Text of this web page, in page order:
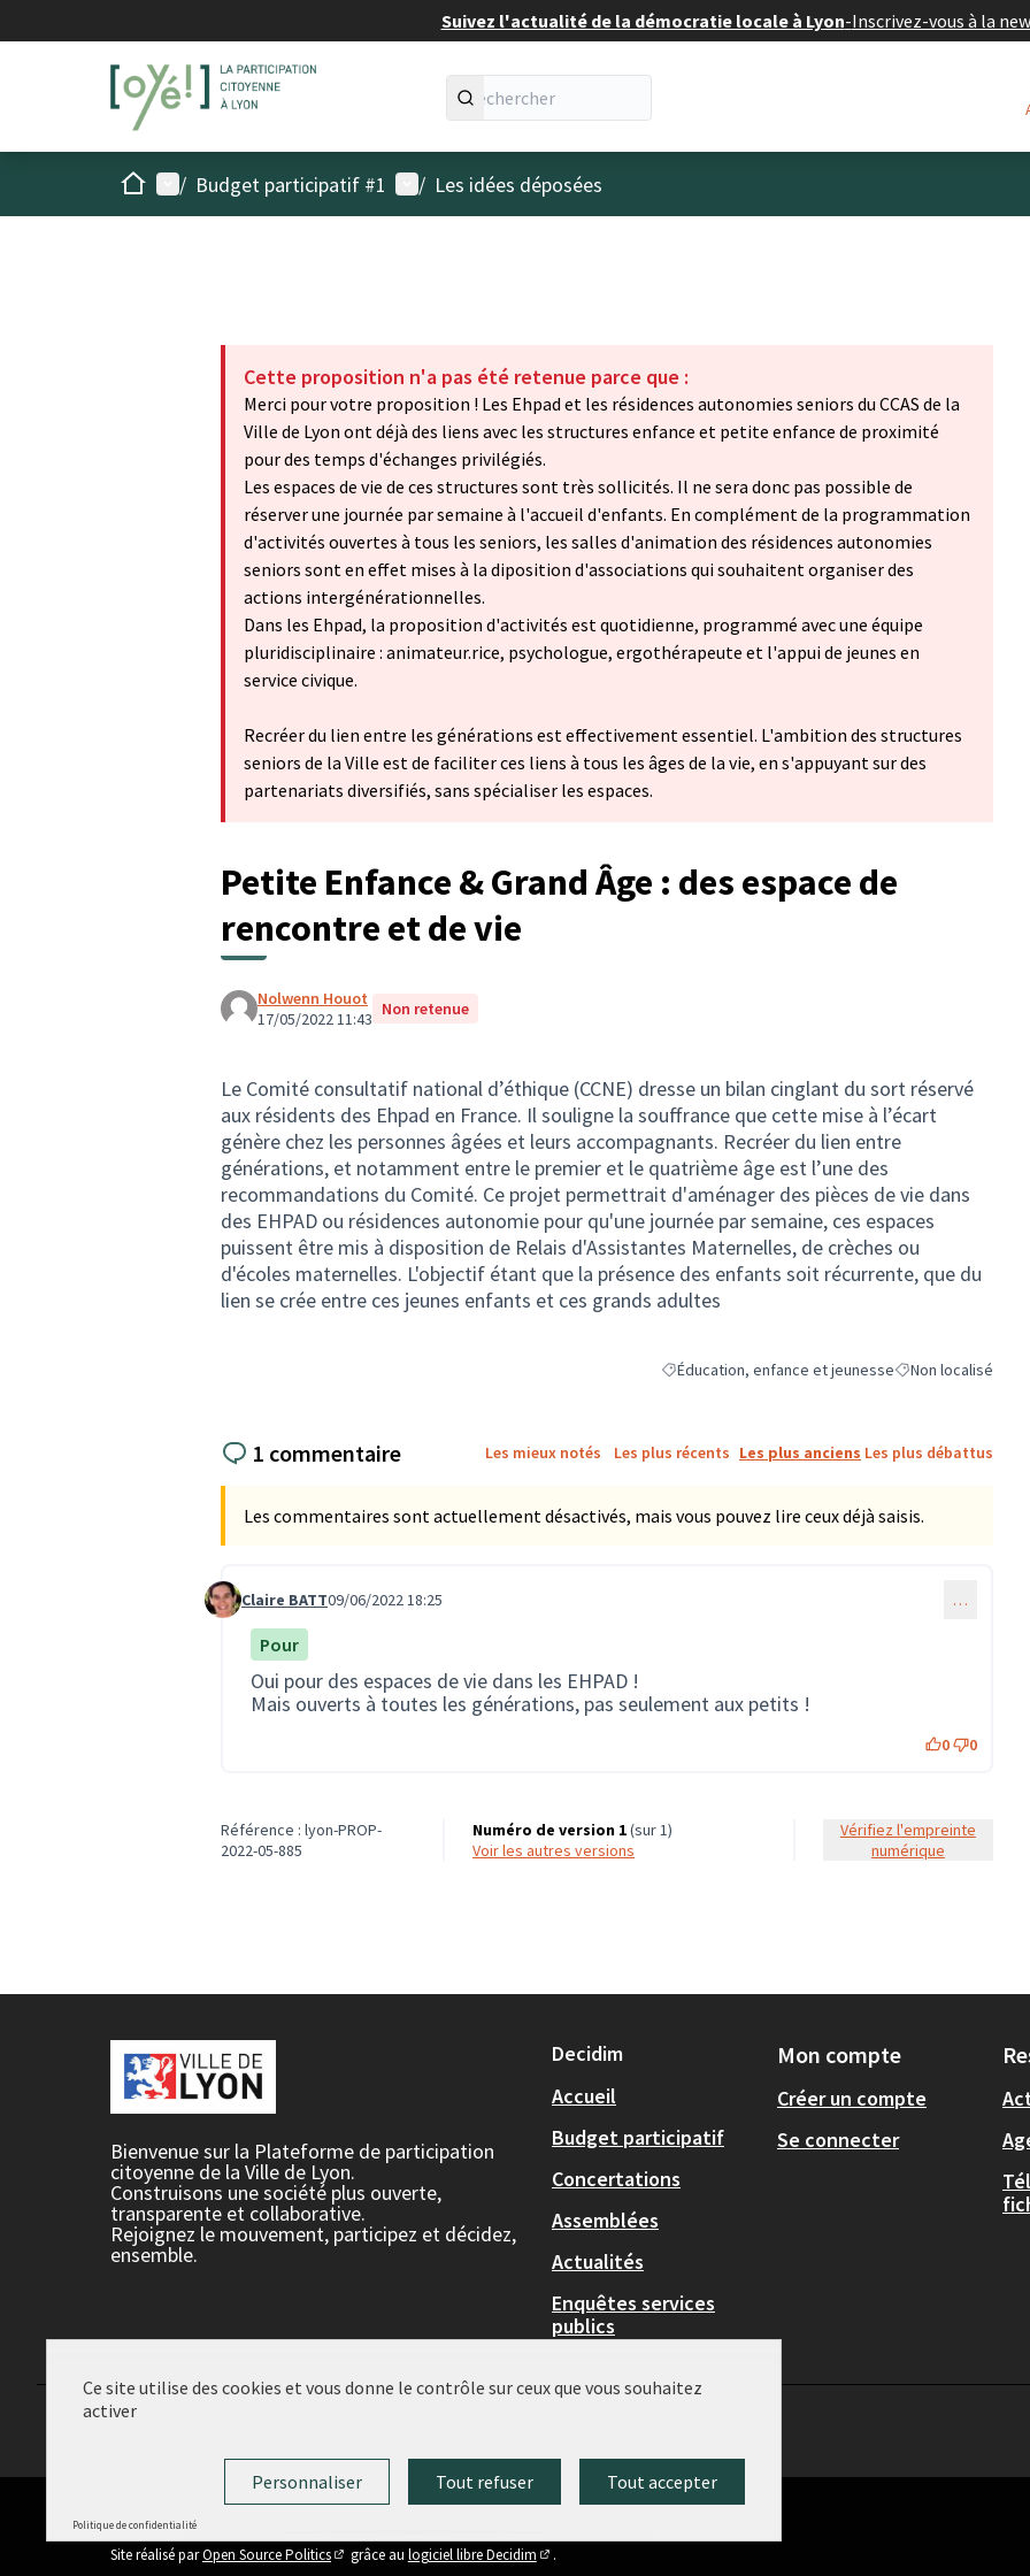
Suivez l'actualité de la démocratie locale à Lyon-Inscrivez-vous à la
AccueilMenu principal
/ Budget participatif #1 Menu utilisateur
/ Les idées déposées
Cette proposition n'a pas été retenue parce que :
Merci pour votre proposition ! Les Ehpad et les résidences autonomies seniors du CCAS de la
Ville de Lyon ont déjà des liens avec les structures enfance et petite enfance de proximité
pour des temps d'échanges privilégiés.
Les espaces de vie de ces structures sont très sollicités. Il ne sera donc pas possible de
réserver une journée par semaine à l'accueil d'enfants. En complément de la programmation
d'activités ouvertes à tous les seniors, les salles d'animation des résidences autonomies
seniors sont en effet mises à la diposition d'associations qui souhaitent organiser des
actions intergénérationnelles.
Dans les Ehpad, la proposition d'activités est quotidienne, programmé avec une équipe
pluridisciplinaire : animateur.rice, psychologue, ergothérapeute et l'appui de jeunes en
service civique.
Recréer du lien entre les générations est effectivement essentiel. L'ambition des structures
seniors de la Ville est de faciliter ces liens à tous les âges de la vie, en s'appuyant sur des
partenariats diversifiés, sans spécialiser les espaces.
Petite Enfance & Grand Âge : des espace de
rencontre et de vie
Nolwenn Houot
17/05/2022 11:43 Non retenue
Le Comité consultatif national d’éthique (CCNE) dresse un bilan cinglant du sort réservé
aux résidents des Ehpad en France. Il souligne la souffrance que cette mise à l’écart
génère chez les personnes âgées et leurs accompagnants. Recréer du lien entre
générations, et notamment entre le premier et le quatrième âge est l’une des
recommandations du Comité. Ce projet permettrait d'aménager des pièces de vie dans
des EHPAD ou résidences autonomie pour qu'une journée par semaine, ces espaces
puissent être mis à disposition de Relais d'Assistantes Maternelles, de crèches ou
d'écoles maternelles. L'objectif étant que la présence des enfants soit récurrente, que du
lien se crée entre ces jeunes enfants et ces grands adultes
Filtrer les résultats de la catégorie : Éducation,
Éducation, enfance et jeunesseFiltrer les résultats
Non localisé
1 commentaire Les mieux notés Les plus récents Les plus anciens Les plus débattus
Les commentaires sont actuellement désactivés, mais vous pouvez lire ceux déjà saisis.
Commentaire 1295
Claire BATT09/06/2022 18:25 …
Pour
Oui pour des espaces de vie dans les EHPAD !
Mais ouverts à toutes les générations, pas seulement aux petits !
0 0
Référence : lyon-PROP-
2022-05-885
Numéro de version 1(sur 1)
voir les autres versions
Vérifiez l'empreinte
numérique
Bienvenue sur la Plateforme de participation
citoyenne de la Ville de Lyon.
Construisons une société plus ouverte,
transparente et collaborative.
Rejoignez le mouvement, participez et décidez,
ensemble.
Decidim
Accueil
Budget participatif
Concertations
Assemblées
Actualités
Enquêtes services
publics
Mon compte
Créer un compte
Se connecter
(Lien externe)
Site réalisé parOpen Source Politics
(Lien externe)
grâce au logiciel libre Decidim .
Ce site utilise des cookies et vous donne le contrôle sur ceux que vous souhaitez
activer
Tout accepter
Tout refuser
Personnaliser
Politique de confidentialité